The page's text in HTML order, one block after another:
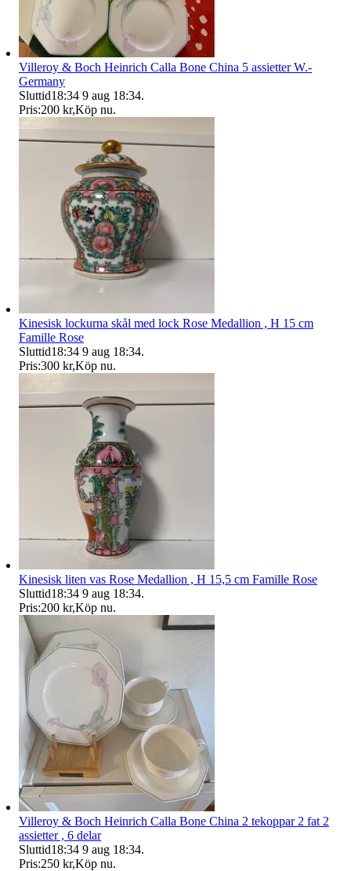
Villeroy & Boch Heinrich Calla Bone China 5 assietter W.-
Germany
Sluttid18:34 9 aug 18:34.
Pris:200 kr,Köp nu.
Kinesisk lockurna skål med lock Rose Medallion , H 15 cm
Famille Rose
Sluttid18:34 9 aug 18:34.
Pris:300 kr,Köp nu.
Kinesisk liten vas Rose Medallion , H 15,5 cm Famille Rose
Sluttid18:34 9 aug 18:34.
Pris:200 kr,Köp nu.
Villeroy & Boch Heinrich Calla Bone China 2 tekoppar 2 fat 2
assietter , 6 delar
Sluttid18:34 9 aug 18:34.
Pris:250 kr,Köp nu.